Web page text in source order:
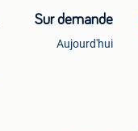
Sur demande
Aujourd'hui